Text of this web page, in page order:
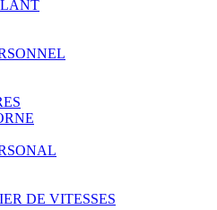
DE VITESSES